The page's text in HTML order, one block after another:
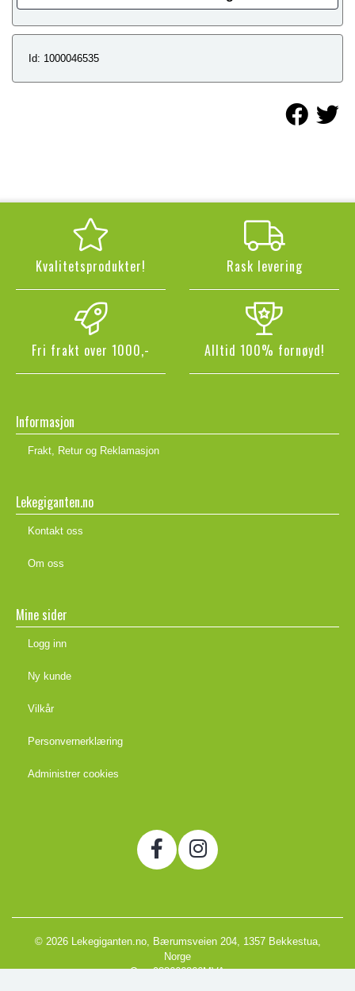
Id: 1000046535
Kvalitetsprodukter! Rask levering
Fri frakt over 1000,- Alltid 100% fornøyd!
Informasjon
Frakt, Retur og Reklamasjon
Lekegiganten.no
Kontakt oss
Om oss
Mine sider
Logg inn
Ny kunde
Vilkår
Personvernerklæring
Administrer cookies
© 2026 Lekegiganten.no, Bærumsveien 204, 1357 Bekkestua,
Norge
Org. 988666866MVA